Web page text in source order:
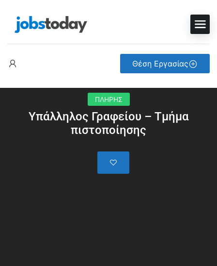
Θέση Εργασίας
ΠΛΗΡΗΣ
Υπάλληλος Γραφείου – Τμήμα
πιστοποίησης